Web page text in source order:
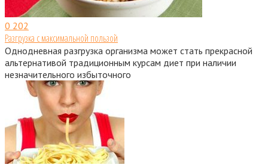
0 202
Разгрузка с максимальной пользой
Однодневная разгрузка организма может стать прекрасной
альтернативой традиционным курсам диет при наличии
незначительного избыточного